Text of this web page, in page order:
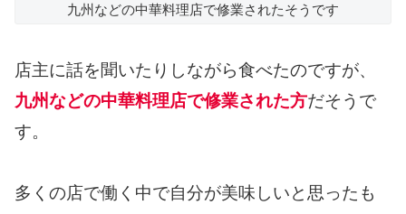
九州などの中華料理店で修業されたそうです
店主に話を聞いたりしながら食べたのですが、
九州などの中華料理店で修業された方だそうで
す。
多くの店で働く中で自分が美味しいと思ったも